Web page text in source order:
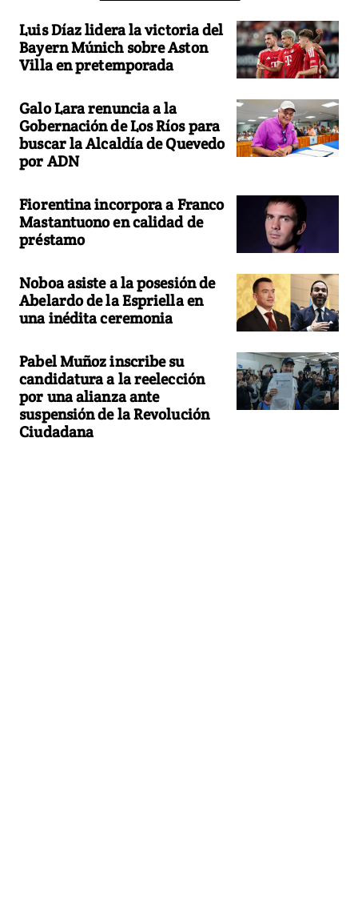
Luis Díaz lidera la victoria del
Bayern Múnich sobre Aston
Villa en pretemporada
Galo Lara renuncia a la
Gobernación de Los Ríos para
buscar la Alcaldía de Quevedo
por ADN
Fiorentina incorpora a Franco
Mastantuono en calidad de
préstamo
Noboa asiste a la posesión de
Abelardo de la Espriella en
una inédita ceremonia
Pabel Muñoz inscribe su
candidatura a la reelección
por una alianza ante
suspensión de la Revolución
Ciudadana